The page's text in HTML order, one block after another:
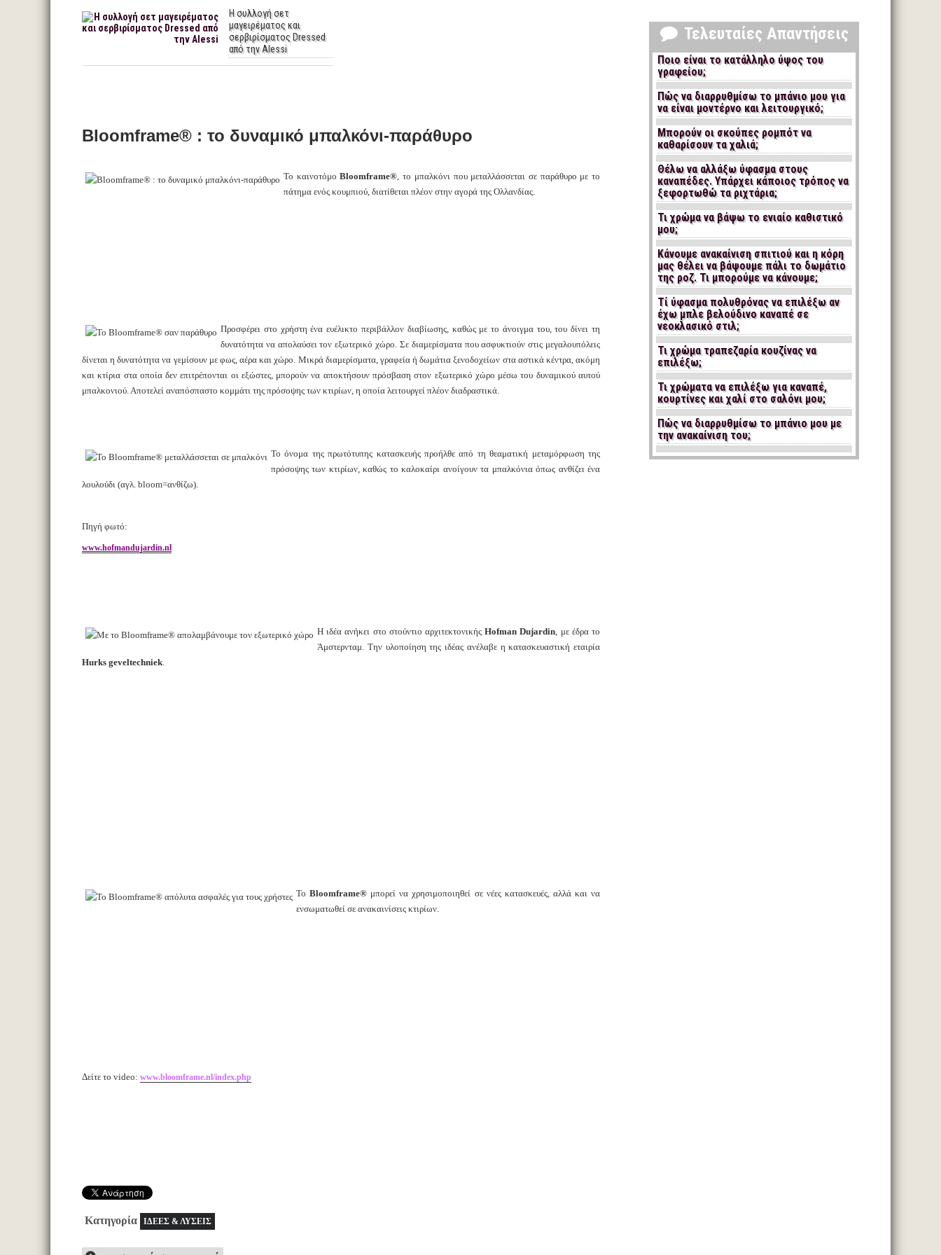
Η συλλογή σετ
μαγειρέματος και
σερβιρίσματος Dressed
από την Alessi
Bloomframe® : το δυναμικό μπαλκόνι-παράθυρο
Το καινοτόμοBloomframe®, το μπαλκόνι που μεταλλάσσεται σε παράθυρο με το
πάτημα ενός κουμπιού, διατίθεται πλέον στην αγορά της Ολλανδίας.
Προσφέρει στο χρήστη ένα ευέλικτο περιβάλλον διαβίωσης, καθώς με το άνοιγμα του, του δίνει τη
δυνατότητα να απολαύσει τον εξωτερικό χώρο. Σε διαμερίσματα που ασφυκτιούν στις μεγαλουπόλεις
δίνεται η δυνατότητα να γεμίσουν με φως, αέρα και χώρο. Μικρά διαμερίσματα, γραφεία ή δωμάτια ξενοδοχείων στα αστικά κέντρα, ακόμη
και κτίρια στα οποία δεν επιτρέπονται οι εξώστες, μπορούν να αποκτήσουν πρόσβαση στον εξωτερικό χώρο μέσω του δυναμικού αυτού
μπαλκονιού. Αποτελεί αναπόσπαστο κομμάτι της πρόσοψης των κτιρίων, η οποία λειτουργεί πλέον διαδραστικά.
Το όνομα της πρωτότυπης κατασκευής προήλθε από τη θεαματική μεταμόρφωση της
πρόσοψης των κτιρίων, καθώς το καλοκαίρι ανοίγουν τα μπαλκόνια όπως ανθίζει ένα
λουλούδι (αγλ. bloom=ανθίζω).
Πηγή φωτό:
www.hofmandujardin.nl
Η ιδέα ανήκει στο στούντιο αρχιτεκτονικήςHofman Dujardin, με έδρα το
Άμστερνταμ. Την υλοποίηση της ιδέας ανέλαβε η κατασκευαστική εταιρία
Hurks geveltechniek.
ΤοBloomframe® μπορεί να χρησιμοποιηθεί σε νέες κατασκευές, αλλά και να
ενσωματωθεί σε ανακαινίσεις κτιρίων.
Δείτε το video: www.bloomframe.nl/index.php
Κατηγορία ΙΔΕΕΣ & ΛΥΣΕΙΣ
Τελευταίες Απαντήσεις
Ποιο είναι το κατάλληλο ύψος του
γραφείου;
Πώς να διαρρυθμίσω το μπάνιο μου για
να είναι μοντέρνο και λειτουργικό;
Μπορούν οι σκούπες ρομπότ να
καθαρίσουν τα χαλιά;
Θέλω να αλλάξω ύφασμα στους
καναπέδες. Υπάρχει κάποιος τρόπος να
ξεφορτωθώ τα ριχτάρια;
Τι χρώμα να βάψω το ενιαίο καθιστικό
μου;
Κάνουμε ανακαίνιση σπιτιού και η κόρη
μας θέλει να βάψουμε πάλι το δωμάτιο
της ροζ. Τι μπορούμε να κάνουμε;
Τί ύφασμα πολυθρόνας να επιλέξω αν
έχω μπλε βελούδινο καναπέ σε
νεοκλασικό στιλ;
Τι χρώμα τραπεζαρία κουζίνας να
επιλέξω;
Τι χρώματα να επιλέξω για καναπέ,
κουρτίνες και χαλί στο σαλόνι μου;
Πώς να διαρρυθμίσω το μπάνιο μου με
την ανακαίνιση του;